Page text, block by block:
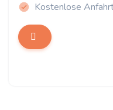
Kostenlose